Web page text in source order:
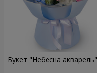
Букет "Небесна акварель"